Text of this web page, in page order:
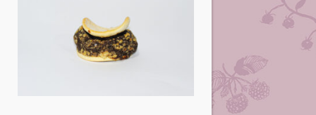
Concesiones
Venta Mayorista
matrimonios.cl